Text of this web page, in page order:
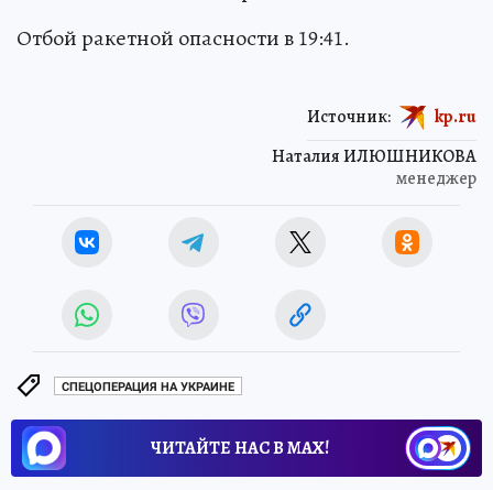
Отбой ракетной опасности в 19:41.
Наталия ИЛЮШНИКОВА
менеджер
Источник: kp.ru
СПЕЦОПЕРАЦИЯ НА УКРАИНЕ
ЧИТАЙТЕ НАС В МАХ!